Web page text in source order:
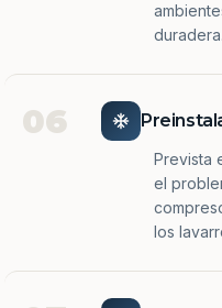
duradera.
06
Prevista
el
los